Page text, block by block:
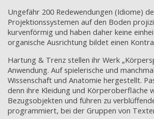
Ungefähr 200 Redewendungen (Idiome)
Projektionssystemen auf den Boden
kurvenförmig und haben daher keine
organische Ausrichtung bildet einen
Hartung & Trenz stellen ihr Werk
Anwendung. Auf spielerische und
Wissenschaft und Anatomie hergestellt.
denn ihre Kleidung und Körperoberfläche
Bezugsobjekten und führen zu
programmiert, bei der Gruppen von